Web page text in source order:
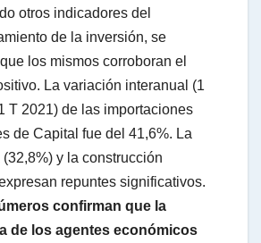
otros indicadores del
de la inversión, se
los mismos corroboran el
La variación interanual (1
T 2021) de las importaciones
de Capital fue del 41,6%. La
y la construcción
repuntes significativos.
confirman que la
de los agentes económicos